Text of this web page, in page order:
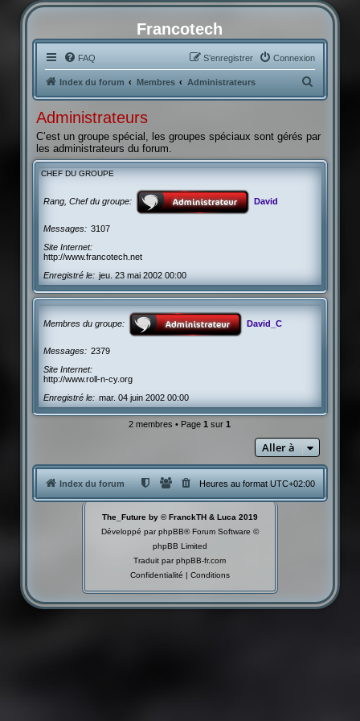
Francotech
FAQ Connexion
S’enregistrer
Index du forum Membres Administrateurs
e
h
e
Administrateurs
C’est un groupe spécial, les groupes spéciaux sont gérés par
les administrateurs du forum.
CHEF DU GROUPE
Rang, Chef du groupe David
Messages
3107
Site Internet
http://www.francotech.net
Enregistré le
jeu. 23 mai 2002 00:00
Membres du groupe David_C
Messages
2379
Site Internet
http://www.roll-n-cy.org
Enregistré le
mar. 04 juin 2002 00:00
2 membres • Page1 sur1
Aller à
Index du forum Heures au formatUTC+02:00
The_Future by © FranckTH & Luca 2019
Développé parphpBB® Forum Software ©
phpBB Limited
Traduit parphpBB-fr.com
Confidentialité | Conditions